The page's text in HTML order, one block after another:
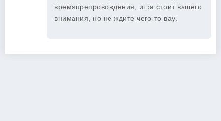
времяпрепровождения, игра стоит вашего
внимания, но не ждите чего-то вау.